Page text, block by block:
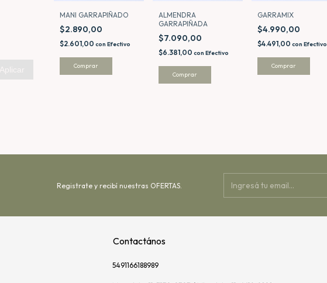
Aplicar
MANI GARRAPIÑADO
$2.890,00
$2.601,00 con Efectivo
Comprar
ALMENDRA
GARRAPIÑADA
$7.090,00
$6.381,00 con Efectivo
Comprar
GARRAMIX
$4.990,00
$4.491,00 con Efectivo
Comprar
Registrate y recibí nuestras OFERTAS.
Contactános
5491166188989